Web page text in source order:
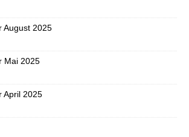
August 2025
Mai 2025
April 2025